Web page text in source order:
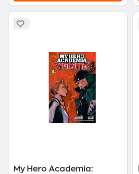
My Hero Academia: